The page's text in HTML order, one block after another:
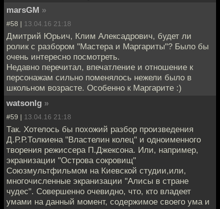
marsGM »
#58 | 13.04.16 21:18
Дмитрий Юрьич, Клим Алексадрович, будет ли
ролик с разбором "Мастера и Маргариты"? Было бы
очень интересно посмотреть.
Недавно перечитал, впечатление и отношение к
персонажам сильно поменялось нежели было в
школьном возрасте. Особенно к Маргарите :)
watsonlg »
#59 | 13.04.16 21:18
Так. Хотелось бы похожий разбор произведения
Д.Р.Р.Толкиена "Властелин колец" и одноименного
творения режиссера П.Джексона. Или, например,
экранизации "Острова сокровищ"
Союзмультфильмом на Киевской студии,или,
многочисленные экранизации "Алисы в стране
чудес". Совершенно очевидно, что, кто владеет
умами на данный момент, содержимое своего ума и